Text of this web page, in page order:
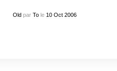
Oldpar Tole 10 Oct 2006